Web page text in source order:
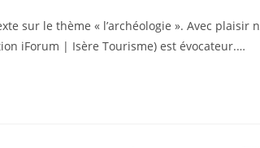
sur le thème « l’archéologie ». Avec plaisir
iForum | Isère Tourisme) est évocateur.…